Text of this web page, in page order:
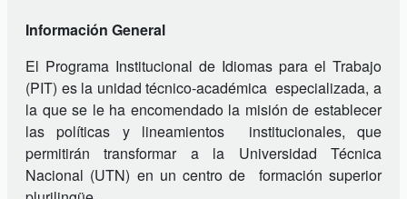
Información General
El Programa Institucional de Idiomas para el Trabajo
(PIT) es la unidad técnico-académica especializada, a
la que se le ha encomendado la misión de establecer
las políticas y lineamientos institucionales, que
permitirán transformar a la Universidad Técnica
Nacional (UTN) en un centro de formación superior